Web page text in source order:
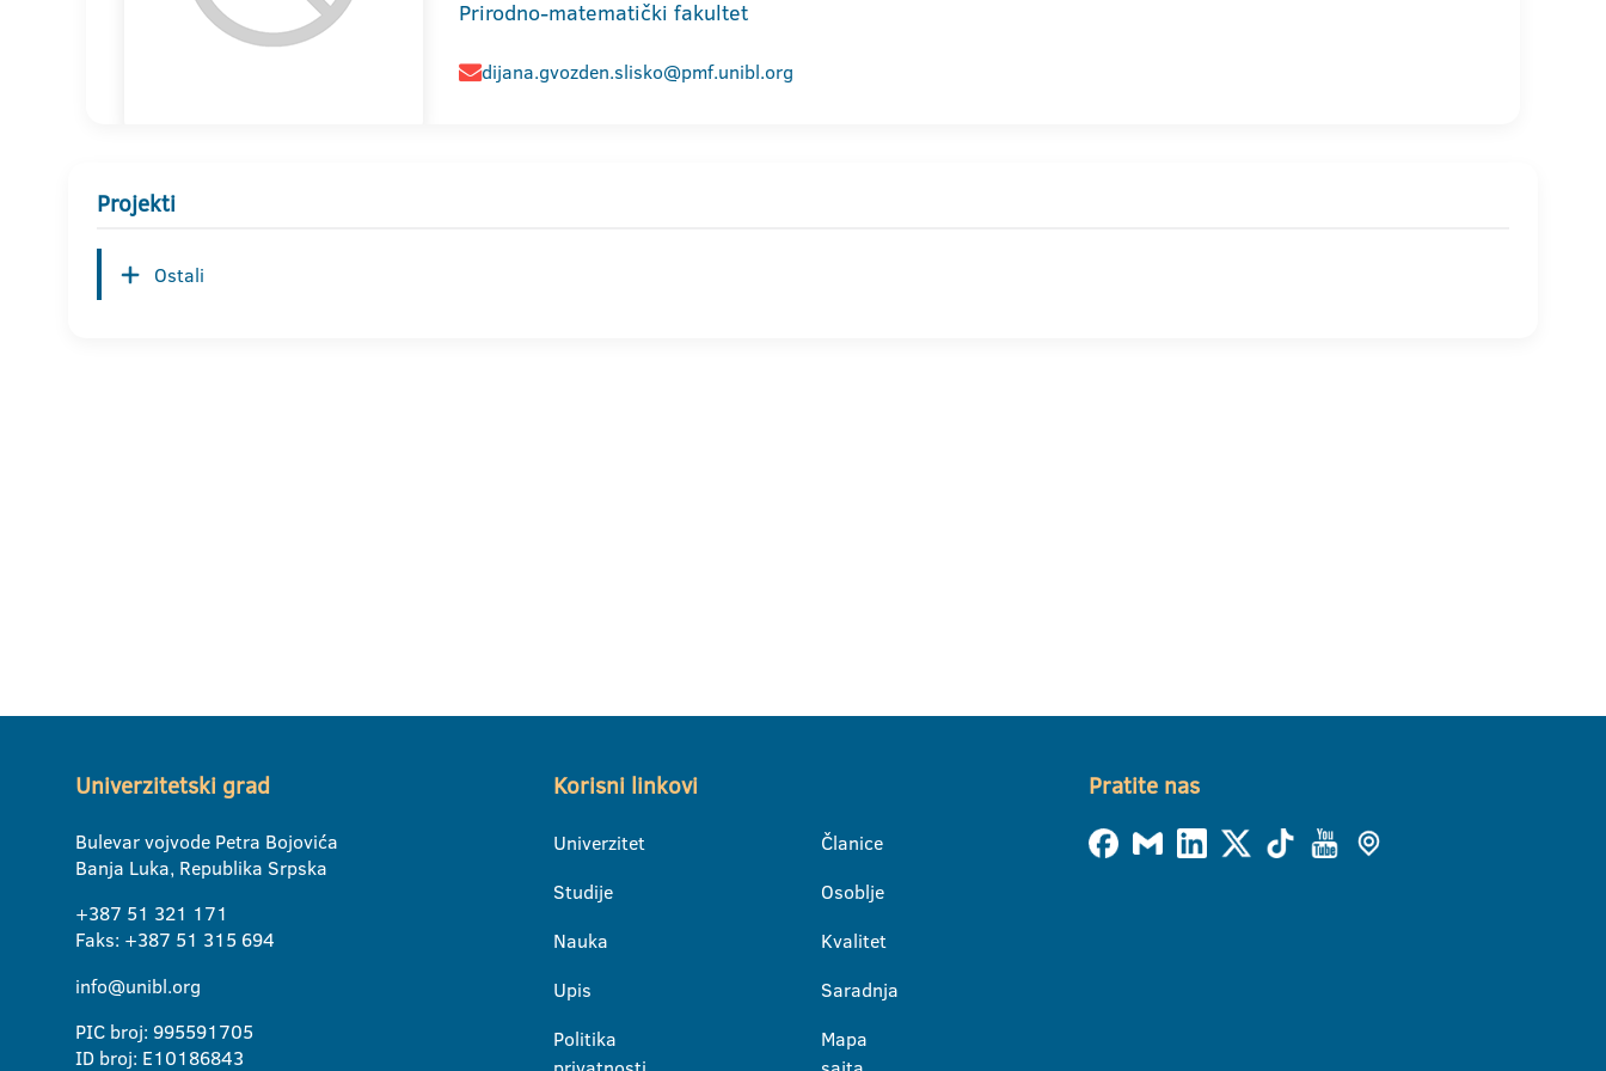
Prirodno-matematički fakultet
dijana.gvozden.slisko@pmf.unibl.org
Projekti
Ostali
Univerzitetski grad
Bulevar vojvode Petra Bojovića
Banja Luka, Republika Srpska
+387 51 321 171
Faks: +387 51 315 694
info@unibl.org
PIC broj: 995591705
ID broj: E10186843
Korisni linkovi
Univerzitet
Studije
Nauka
Upis
Politika
Članice
Osoblje
Kvalitet
Saradnja
Mapa
Pratite nas